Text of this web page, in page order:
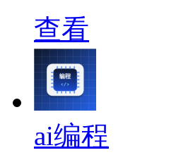
查看
ai编程